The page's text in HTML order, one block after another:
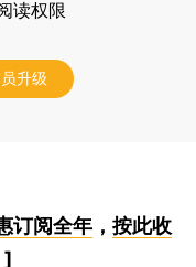
读权限
升级
订阅全年， 按此收
]